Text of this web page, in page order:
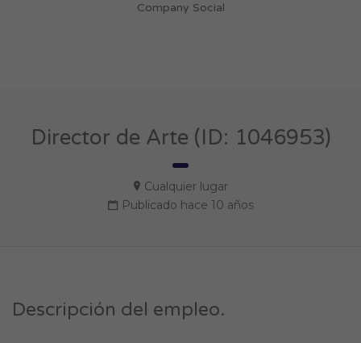
Company Social
Director de Arte (ID: 1046953)
Cualquier lugar
Publicado hace 10 años
Descripción del empleo.